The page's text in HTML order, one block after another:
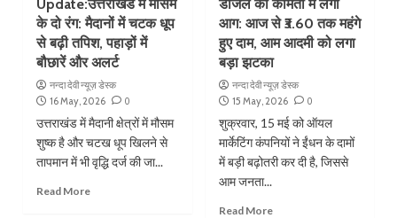
Update:उत्तराखंड में मौसम
के दो रंग: मैदानों में चटक धूप
से बढ़ी तपिश, पहाड़ों में
बौछारें और अलर्ट
नन्दा देवी न्यूज़ डेस्क
16 May, 2026
0
उत्तराखंड में मैदानी क्षेत्रों में मौसम
शुष्क है और चटख धूप खिलने से
तापमान में भी वृद्धि दर्ज की जा...
Read More
डीजल की कीमतों में लगी
आग: आज से ₹3.60 तक महंगे
हुए दाम, आम आदमी को लगा
बड़ा झटका
नन्दा देवी न्यूज़ डेस्क
15 May, 2026
0
शुक्रवार, 15 मई को ऑयल
मार्केटिंग कंपनियों ने ईंधन के दामों
में बड़ी बढ़ोतरी कर दी है, जिससे
आम जनता...
Read More